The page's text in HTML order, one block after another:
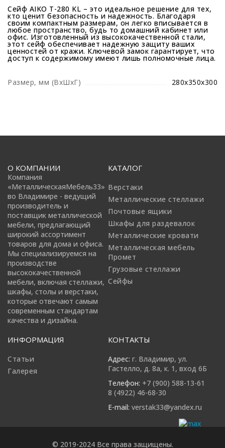
Сейф AIKO T-280 KL – это идеальное решение для тех,
кто ценит безопасность и надежность. Благодаря
своим компактным размерам, он легко вписывается в
любое пространство, будь то домашний кабинет или
офис. Изготовленный из высококачественной стали,
этот сейф обеспечивает надежную защиту ваших
ценностей от кражи. Ключевой замок гарантирует, что
доступ к содержимому имеют лишь полномочные лица.
Размер, мм (ВхШхГ) 280х350х300
О КОМПАНИИ
Компания
«МеталлическаяМебель33»
во Владимире - ведущий
производитель и
поставщик металлической
мебели, предлагающий
широкий ассортимент
товаров для дома и офиса.
Мы специализируемся на
производстве
высококачественной
мебели, включая стеллажи,
шкафы, столы и верстаки,
которые отвечают самым
современным стандартам
качества и дизайна.
КАТАЛОГ
Верстаки
Металлические стеллажи
Почтовые ящики
Шкафы для раздевалок
Металлические кровати
Металлическая мебель
Промет
Грузовые стеллажи
Сейфы
ИНФОРМАЦИЯ
Статьи
Галерея
КОНТАКТЫ
Адрес: г. Владимир, ул.
Гастелло, д. 8а, к. 1, вход 6Б
Телефон: +7 (900) 588-13-61
8 (4922) 46-68-30
E-mail: verstak33@yandex.ru
© 2019-2024 Все права защищены.